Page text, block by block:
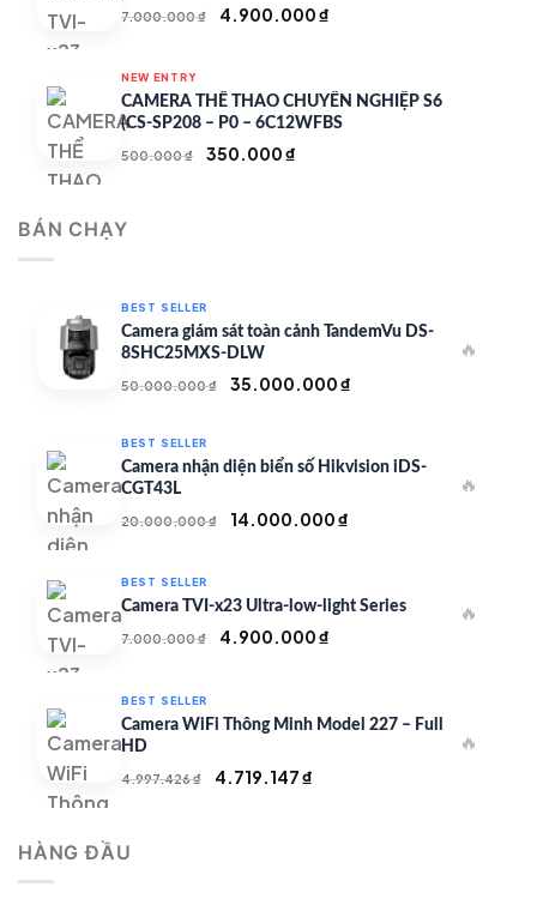
7.000.000₫
Giá
7.000.000 ₫.
4.900.000₫
là:
4.900.000 ₫.
NEW ENTRY
CAMERA THỂ THAO CHUYÊN NGHIỆP S6
(CS-SP208 – P0 – 6C12WFBS
500.000₫
Giá
350.000₫
BÁN CHẠY
BEST SELLER
Camera giám sát toàn cảnh TandemVu DS-
8SHC25MXS-DLW
50.000.000₫
Giá
50.000.000 ₫.
35.000.000₫
là:
35.000.000 ₫.
🔥
BEST SELLER
Camera nhận diện biển số Hikvision iDS-
CGT43L
20.000.000₫
Giá
20.000.000 ₫.
14.000.000₫
là:
14.000.000 ₫.
🔥
BEST SELLER
Camera TVI-x23 Ultra-low-light Series
7.000.000₫
Giá
7.000.000 ₫.
4.900.000₫
là:
🔥
BEST SELLER
Camera WiFi Thông Minh Model 227 – Full
HD
4.997.426₫
Giá
4.719.147₫
🔥
HÀNG ĐẦU